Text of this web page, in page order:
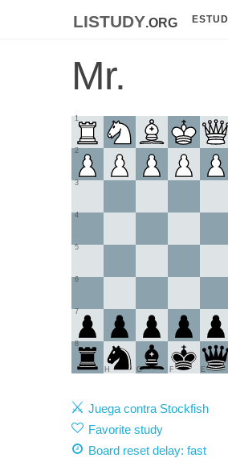
listudy.org
Mr.
1
2
3
4
5
6
7
8
E
F
G
H
Juega contra Stockfish
Favorite study
Board reset delay: fast